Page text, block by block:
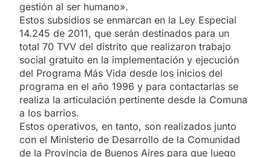
gestión al ser humano».
Estos subsidios se enmarcan en la Ley Especial
14.245 de 2011, que serán destinados para un
total 70 TVV del distrito que realizaron trabajo
social gratuito en la implementación y ejecución
del Programa Más Vida desde los inicios del
programa en el año 1996 y para contactarlas se
realiza la articulación pertinente desde la Comuna
a los barrios.
Estos operativos, en tanto, son realizados junto
con el Ministerio de Desarrollo de la Comunidad
de la Provincia de Buenos Aires para que luego